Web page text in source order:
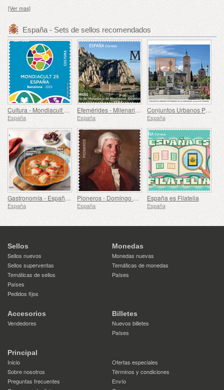
[Ver mas]
España - Sets de sellos recomendados
Cultura - Mondiacult 25 España, Barcelona
España
Efemérides - Milenario del Monasterio de Montserrat, Barcelona
España
Conjuntos Urbanos Patrimonio de la Humanidad - Alcalá de Henares
España
Gastronomía - España en 19 Platos, Melilla, Rape a la Rusadir
España
Pioneros - Domingo de Bonechea
España
España es Filatelia
España
Sellos
Sellos nuevos
Sellos superventas
Temáticas de sellos
Países
Pedidos fijos
Monedas
Monedas nuevas
Temáticas de monedas
Países
Accesorios
Vendedores
Billetes
Nuevos billetes
Países
Principal
Inicio
Ofertas especiales
Sobre nosotros
Términos y condiciones
Preguntas frecuentes
Envío